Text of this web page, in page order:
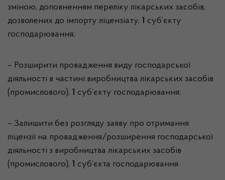
зміною, доповненням переліку лікарських засобів,
дозволених до імпорту ліцензіату, 1 суб’єкту
господарювання;
– Розширити провадження виду господарської
діяльності в частині виробництва лікарських засобів
(промислового), 1 суб’єкту господарювання;
– Залишити без розгляду заяву про отримання
ліцензії на провадження/розширення господарської
діяльності з виробництва лікарських засобів
(промислового), 1 суб’єкта господарювання